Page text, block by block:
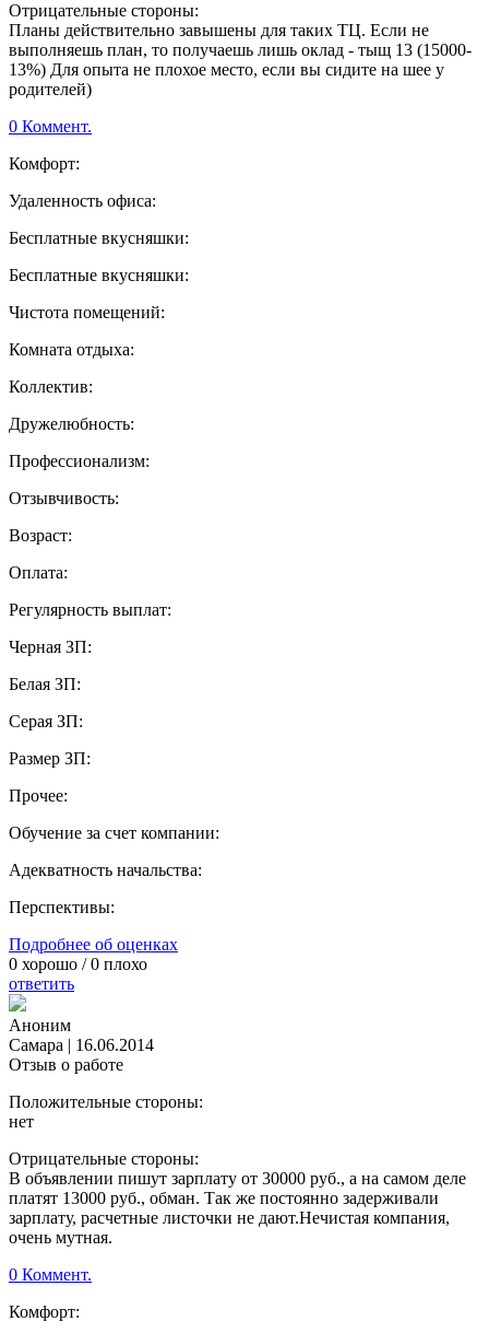
Отрицательные стороны:
Планы действительно завышены для таких ТЦ. Если не
выполняешь план, то получаешь лишь оклад - тыщ 13 (15000-
13%) Для опыта не плохое место, если вы сидите на шее у
родителей)
0 Коммент.
Комфорт:
Удаленность офиса:
Бесплатные вкусняшки:
Бесплатные вкусняшки:
Чистота помещений:
Комната отдыха:
Коллектив:
Дружелюбность:
Профессионализм:
Отзывчивость:
Возраст:
Оплата:
Регулярность выплат:
Черная ЗП:
Белая ЗП:
Серая ЗП:
Размер ЗП:
Прочее:
Обучение за счет компании:
Адекватность начальства:
Перспективы:
Подробнее об оценках
0 хорошо /0 плохо
ответить
Аноним
Самара | 16.06.2014
Отзыв о работе
Положительные стороны:
нет
Отрицательные стороны:
В объявлении пишут зарплату от 30000 руб., а на самом деле
платят 13000 руб., обман. Так же постоянно задерживали
зарплату, расчетные листочки не дают.Нечистая компания,
очень мутная.
0 Коммент.
Комфорт: